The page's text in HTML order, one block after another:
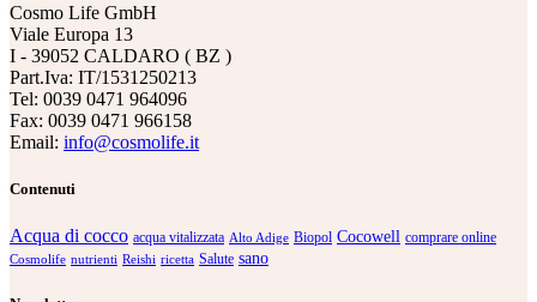
Cosmo Life GmbH
Viale Europa 13
I - 39052 CALDARO ( BZ )
Part.Iva: IT/1531250213
Tel: 0039 0471 964096
Fax: 0039 0471 966158
Email: info@cosmolife.it
Contenuti
Acqua di cocco acqua vitalizzata Alto Adige Biopol Cocowell comprare online
Cosmolife nutrienti Reishi ricetta Salute sano